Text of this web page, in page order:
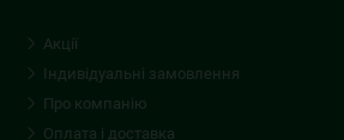
Акції
Індивідуальні замовлення
Про компанію
Оплата і доставка